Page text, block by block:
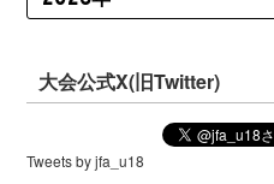
大会公式X(旧Twitter)
Tweets by jfa_u18